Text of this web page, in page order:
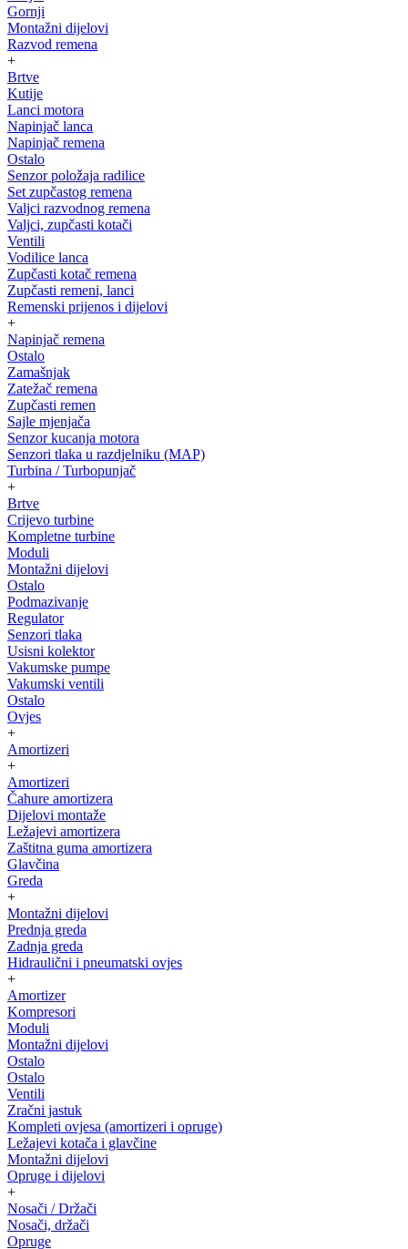
Gornji
Montažni dijelovi
Razvod remena
+
Brtve
Kutije
Lanci motora
Napinjač lanca
Napinjač remena
Ostalo
Senzor položaja radilice
Set zupčastog remena
Valjci razvodnog remena
Valjci, zupčasti kotači
Ventili
Vodilice lanca
Zupčasti kotač remena
Zupčasti remeni, lanci
Remenski prijenos i dijelovi
+
Napinjač remena
Ostalo
Zamašnjak
Zatežač remena
Zupčasti remen
Sajle mjenjača
Senzor kucanja motora
Senzori tlaka u razdjelniku (MAP)
Turbina / Turbopunjač
+
Brtve
Crijevo turbine
Kompletne turbine
Moduli
Montažni dijelovi
Ostalo
Podmazivanje
Regulator
Senzori tlaka
Usisni kolektor
Vakumske pumpe
Vakumski ventili
Ostalo
Ovjes
+
Amortizeri
+
Amortizeri
Čahure amortizera
Dijelovi montaže
Ležajevi amortizera
Zaštitna guma amortizera
Glavčina
Greda
+
Montažni dijelovi
Prednja greda
Zadnja greda
Hidraulični i pneumatski ovjes
+
Amortizer
Kompresori
Moduli
Montažni dijelovi
Ostalo
Ostalo
Ventili
Zračni jastuk
Kompleti ovjesa (amortizeri i opruge)
Ležajevi kotača i glavčine
Montažni dijelovi
Opruge i dijelovi
+
Nosači / Držači
Nosači, držači
Opruge